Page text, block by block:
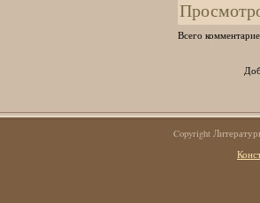
Всего
Copyright